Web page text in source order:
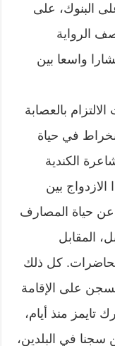
البنوك، على
الرواية
واسعا بين
بالعصابة
في حياة
الكندية
بين
عن حياة المصارف
المقابل
كل ذلك
على الإقامة
تايمز منذ أيام،
سجنا في البلدين،